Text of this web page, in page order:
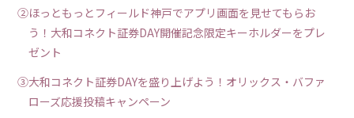
②ほっともっとフィールド神戸でアプリ画面を見せてもらお
う！大和コネクト証券DAY開催記念限定キーホルダーをプレ
ゼント
③大和コネクト証券DAYを盛り上げよう！オリックス・バファ
ローズ応援投稿キャンペーン